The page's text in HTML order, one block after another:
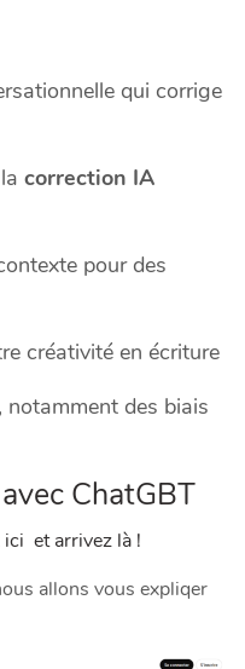
qui corrige
correction IA
pour des
créativité en écriture
notamment des biais
ChatGBT
et arrivez là !
allons vous expliqer